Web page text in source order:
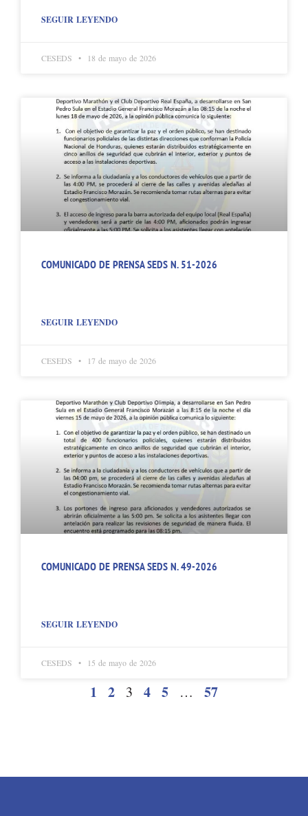
SEGUIR LEYENDO
CESEDS 18 de mayo de 2026
COMUNICADO DE PRENSA SEDS N. 51-2026
SEGUIR LEYENDO
CESEDS 17 de mayo de 2026
COMUNICADO DE PRENSA SEDS N. 49-2026
SEGUIR LEYENDO
CESEDS 15 de mayo de 2026
1 2 3 4 5 … 57